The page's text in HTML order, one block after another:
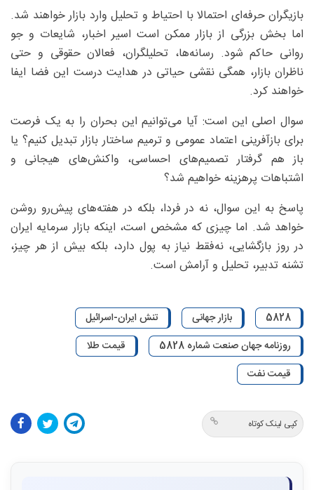
بازیگران حرفه‌ای احتمالا با احتیاط و تحلیل وارد بازار خواهند شد.
اما بخش بزرگی از بازار ممکن است اسیر اخبار، شایعات و جو
روانی حاکم شود. رسانه‌ها، تحلیلگران، فعالان حقوقی و حتی
ناظران بازار، همگی نقشی حیاتی در هدایت درست این فضا ایفا
خواهند کرد.
سوال اصلی این است: آیا می‌توانیم این بحران را به یک فرصت
برای بازآفرینی اعتماد عمومی و ترمیم ساختار بازار تبدیل کنیم؟ یا
باز هم گرفتار تصمیم‌های احساسی، واکنش‌های هیجانی و
اشتباهات پرهزینه خواهیم شد؟
پاسخ به این سوال، نه در فردا، بلکه در هفته‌های پیش‌رو روشن
خواهد شد. اما چیزی که مشخص است، اینکه بازار سرمایه ایران
در روز بازگشایی، نه‌فقط نیاز به پول دارد، بلکه بیش از هر چیز،
تشنه تدبیر، تحلیل و آرامش است.
5828 بازار جهانی
تنش ایران-اسرائیل
روزنامه جهان صنعت شماره 5828
قیمت طلا
قیمت نفت
کپی لینک کوتاه